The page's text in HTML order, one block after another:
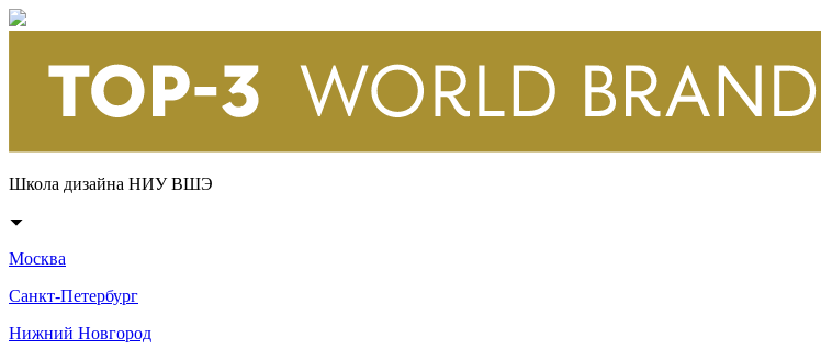
Школа дизайна НИУ ВШЭ
Москва
Санкт-Петербург
Нижний Новгород